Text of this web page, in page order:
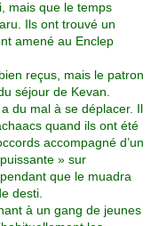
mais que le temps
Ils ont trouvé un
amené au Enclep
reçus, mais le patron
séjour de Kevan.
du mal à se déplacer. Il
quand ils ont été
accompagné d’un
» sur
que le muadra
desti.
à un gang de jeunes